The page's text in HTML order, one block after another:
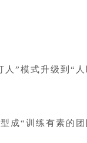
”模式升级到“人
成“训练有素的团